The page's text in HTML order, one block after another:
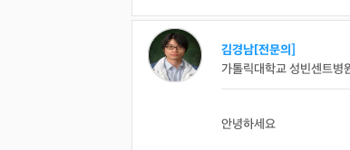
김경남[전문의]
가톨릭대학교 성빈센트병
안녕하세요